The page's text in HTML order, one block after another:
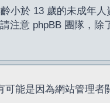
小於 13 歲的未成年
意 phpBB 團隊，
能是因為網站管理者